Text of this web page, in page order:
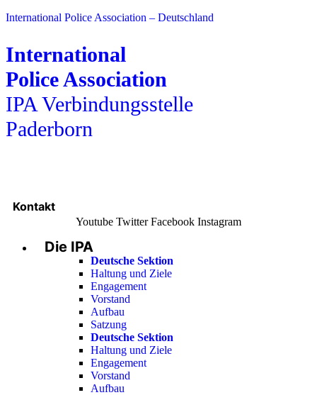
International Police Association – Deutschland
International
Police Association
IPA Verbindungsstelle
Paderborn
Kontakt
Youtube Twitter Facebook Instagram
Menu
Die IPA
Deutsche Sektion
Haltung und Ziele
Engagement
Vorstand
Aufbau
Satzung
Deutsche Sektion
Haltung und Ziele
Engagement
Vorstand
Aufbau